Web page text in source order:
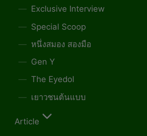
Exclusive Interview
Special Scoop
หนึ่งสมอง สองมือ
Gen Y
The Eyedol
เยาวชนต้นแบบ
Article